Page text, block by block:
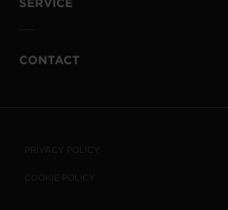
SERVICE
CONTACT
PRIVACY POLICY
COOKIE POLICY